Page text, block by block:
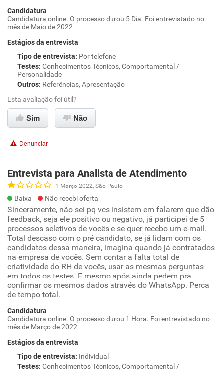
Candidatura
Candidatura online. O processo durou 5 Dia. Foi entrevistado no
mês de Maio de 2022
Estágios da entrevista
Tipo de entrevista: Por telefone
Testes: Conhecimentos Técnicos, Comportamental /
Personalidade
Outros: Referências, Apresentação
Esta avaliação foi útil?
Sim Não
Denunciar
Entrevista para Analista de Atendimento
1 Março 2022, São Paulo
Baixa Não recebi oferta
Sinceramente, não sei pq vcs insistem em falarem que dão
feedback, seja ele positivo ou negativo, já participei de 5
processos seletivos de vocês e se quer recebo um e-mail.
Total descaso com o pré candidato, se já lidam com os
candidatos dessa maneira, imagina quando já contratados
na empresa de vocês. Sem contar a falta total de
criatividade do RH de vocês, usar as mesmas perguntas
em todos os testes. E mesmo após ainda pedem pra
confirmar os mesmos dados através do WhatsApp. Perca
de tempo total.
Candidatura
Candidatura online. O processo durou 1 Hora. Foi entrevistado no
mês de Março de 2022
Estágios da entrevista
Tipo de entrevista: Individual
Testes: Conhecimentos Técnicos, Comportamental /